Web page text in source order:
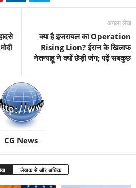
अगला लेख
क्या है इजरायल का Operation
Rising Lion? ईरान के खिलाफ
नेतन्याहू ने क्यों छेड़ी जंग; पढ़ें सबकुछ
CG News
लेखक से और अधिक